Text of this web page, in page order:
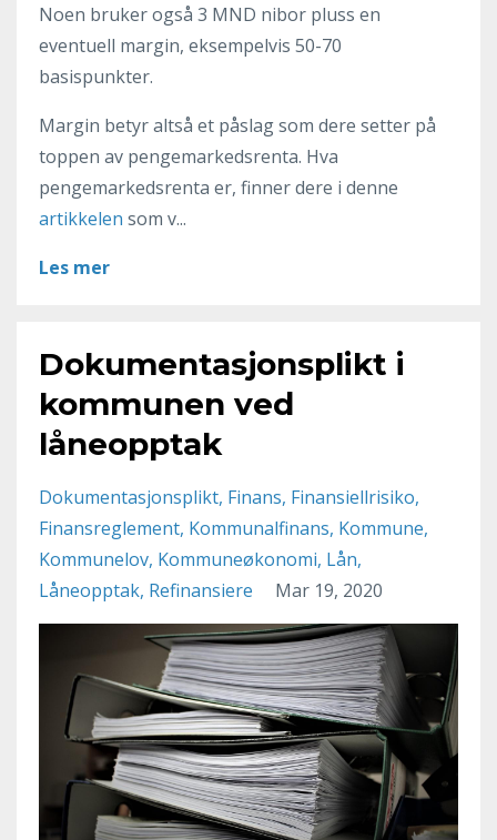
Noen bruker også 3 MND nibor pluss en
eventuell margin, eksempelvis 50-70
basispunkter.
Margin betyr altså et påslag som dere setter på
toppen av pengemarkedsrenta. Hva
pengemarkedsrenta er, finner dere i denne
artikkelen som v...
Les mer
Dokumentasjonsplikt i
kommunen ved
låneopptak
Dokumentasjonsplikt Finans Finansiellrisiko
Finansreglement Kommunalfinans Kommune
Kommunelov Kommuneøkonomi Lån
Låneopptak Refinansiere Mar 19, 2020